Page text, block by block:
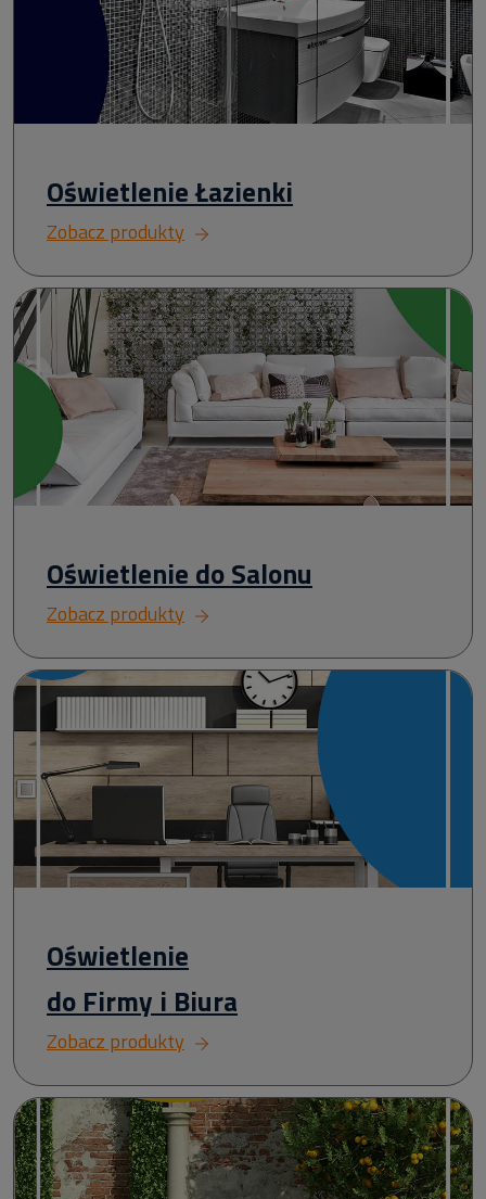
Oświetlenie Łazienki
Zobacz produkty
Oświetlenie do Salonu
Zobacz produkty
Oświetlenie
do Firmy i Biura
Zobacz produkty